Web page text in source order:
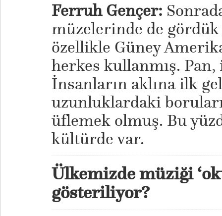
Ferruh Gençer:
müzelerinde de gördük
özellikle Güney
herkes kullanmış.
İnsanların aklına ilk
uzunluklardaki
üflemek olmuş. Bu
kültürde var.
Ülkemizde müziği
gösteriliyor?